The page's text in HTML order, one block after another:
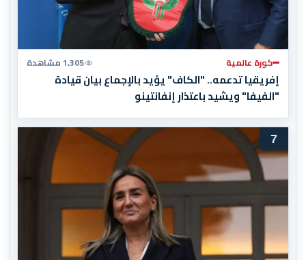
كورة عالمية 1,305 مشاهدة
إفريقيا تدعمه.. "الكاف" يؤيد بالإجماع بيان قيادة
"الفيفا" ويشيد باعتذار إنفانتينو
7